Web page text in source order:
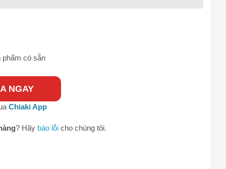
phẩm có sẵn
NGAY
Chiaki App
? Hãy báo lỗi cho chúng tôi.